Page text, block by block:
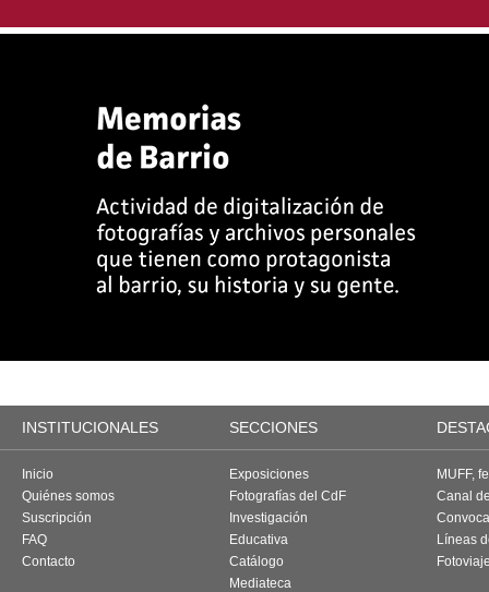
INSTITUCIONALES SECCIONES
Inicio
Quiénes somos
Suscripción
FAQ
Contacto
Exposiciones
Fotografías del CdF
Investigación
Educativa
Catálogo
Mediateca
MUFF,
Canal
Líneas